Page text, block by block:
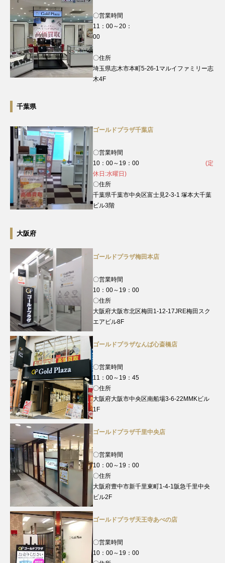
〇営業時間
11：00～20：
00
〇住所
埼玉県志木市本町5-26-1マルイファミリー志
木4F
千葉県
ゴールドプラザ千葉店
〇営業時間
10：00～19：00 (定
休日:水曜日)
〇住所
千葉県千葉市中央区富士見2-3-1 塚本大千葉
ビル3階
大阪府
ゴールドプラザ梅田本店
〇営業時間
10：00～19：00
〇住所
大阪府大阪市北区梅田1-12-17JRE梅田スク
エアビル8F
ゴールドプラザなんば心斎橋店
〇営業時間
11：00～19：45
〇住所
大阪府大阪市中央区南船場3-6-22MMKビル
1F
ゴールドプラザ千里中央店
〇営業時間
10：00～19：00
〇住所
大阪府豊中市新千里東町1-4-1阪急千里中央
ビル2F
ゴールドプラザ天王寺あべの店
〇営業時間
10：00～19：00